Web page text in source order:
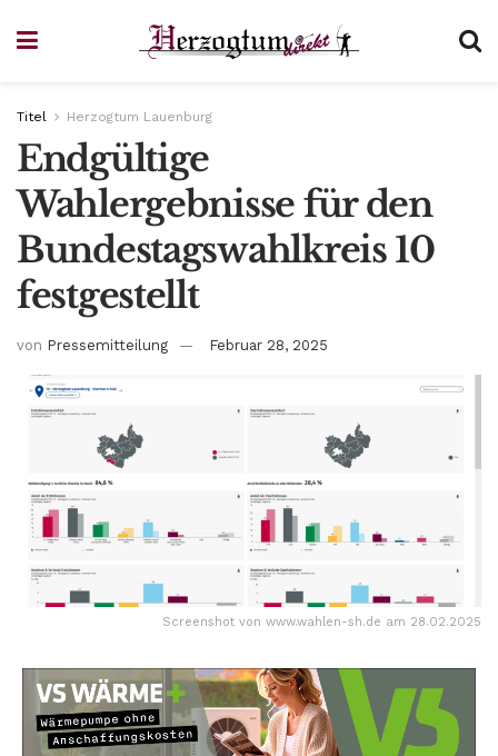
Titel Herzogtum Lauenburg
Endgültige
Wahlergebnisse für den
Bundestagswahlkreis 10
festgestellt
von Pressemitteilung Februar 28, 2025
Screenshot von www.wahlen-sh.de am 28.02.2025